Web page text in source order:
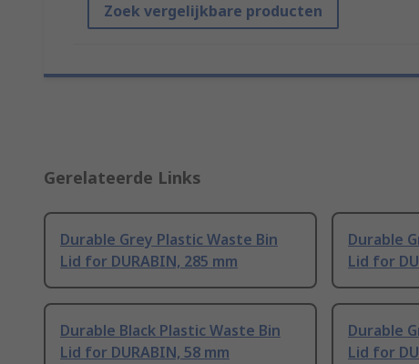
Zoek vergelijkbare producten
Gerelateerde Links
Durable Grey Plastic Waste Bin
Lid for DURABIN, 285 mm
Durable
Lid for
Durable Black Plastic Waste Bin
Lid for DURABIN, 58 mm
Durable
Lid for